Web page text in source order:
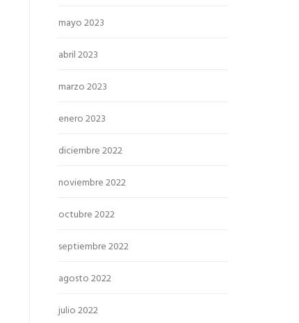
mayo 2023
abril 2023
marzo 2023
enero 2023
diciembre 2022
noviembre 2022
octubre 2022
septiembre 2022
agosto 2022
julio 2022